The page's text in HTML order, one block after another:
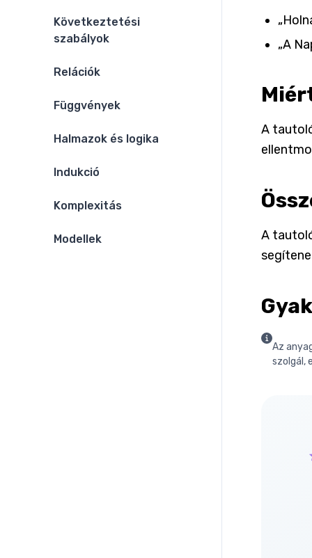
Következtetési
szabályok
Relációk
Függvények
Halmazok és logika
Indukció
Komplexitás
Modellek
„A
A
A
Az
szolgál,